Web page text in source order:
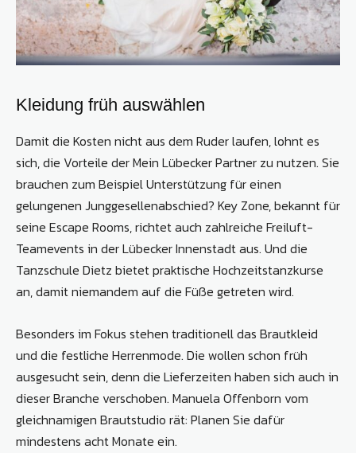
Kleidung früh auswählen
Damit die Kosten nicht aus dem Ruder laufen, lohnt es
sich, die Vorteile der Mein Lübecker Partner zu nutzen. Sie
brauchen zum Beispiel Unterstützung für einen
gelungenen Junggesellen­abschied? Key Zone, bekannt für
seine Es­cape Rooms, richtet auch zahlreiche Freiluft-
Teamevents in der Lübecker Innenstadt aus. Und die
Tanzschule Dietz bietet praktische Hochzeitstanzkurse
an, damit niemandem auf die Füße getreten wird.
Besonders im Fokus stehen traditionell das Brautkleid
und die festliche Herrenmode. Die wollen schon früh
ausgesucht sein, denn die Lieferzeiten haben sich auch in
dieser Branche verschoben. Manuela Offenborn vom
gleichnamigen Brautstudio rät: Planen Sie dafür
mindestens acht Monate ein.